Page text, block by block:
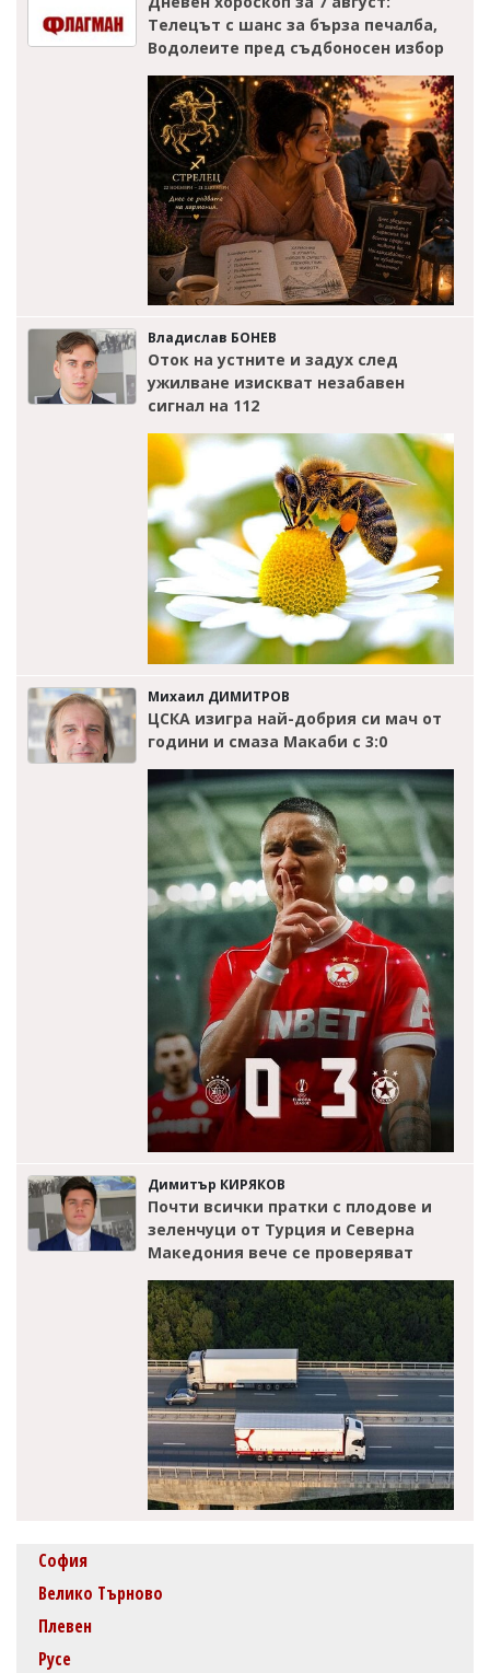
Телецът с шанс за бърза печалба,
Водолеите пред съдбоносен избор
Владислав БОНЕВ
Оток на устните и задух след
ужилване изискват незабавен
сигнал на 112
Михаил ДИМИТРОВ
ЦСКА изигра най-добрия си мач от
години и смаза Макаби с 3:0
Димитър КИРЯКОВ
Почти всички пратки с плодове и
зеленчуци от Турция и Северна
Македония вече се проверяват
София
Велико Търново
Плевен
Русе